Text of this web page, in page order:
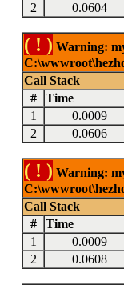
2
0.0604
( ! ) Warning:
Call Stack
#
Time
1
0.0009
2
0.0606
( ! ) Warning:
Call Stack
#
Time
1
0.0009
2
0.0608